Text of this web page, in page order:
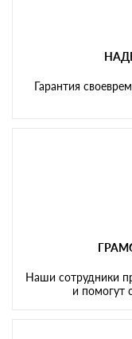
Гарантия
Наши сотрудники
и помогут